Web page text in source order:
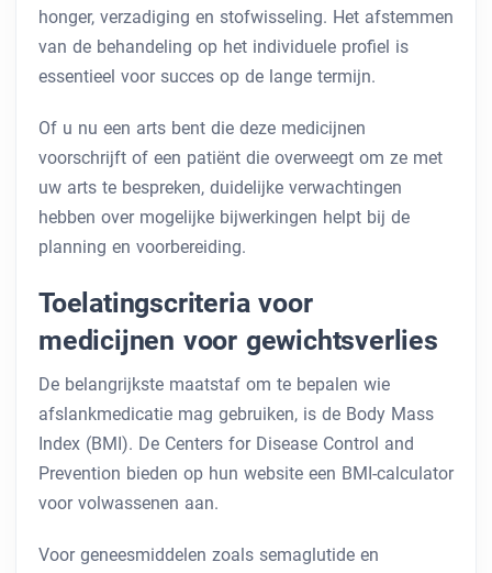
honger, verzadiging en stofwisseling. Het afstemmen
van de behandeling op het individuele profiel is
essentieel voor succes op de lange termijn.
Of u nu een arts bent die deze medicijnen
voorschrijft of een patiënt die overweegt om ze met
uw arts te bespreken, duidelijke verwachtingen
hebben over mogelijke bijwerkingen helpt bij de
planning en voorbereiding.
Toelatingscriteria voor
medicijnen voor gewichtsverlies
De belangrijkste maatstaf om te bepalen wie
afslankmedicatie mag gebruiken, is de Body Mass
Index (BMI). De Centers for Disease Control and
Prevention bieden op hun website een BMI-calculator
voor volwassenen aan.
Voor geneesmiddelen zoals semaglutide en